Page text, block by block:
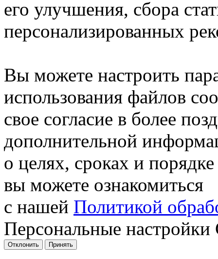
его улучшения, сбора
персонализированных
Вы можете настроить
использования файлов
свое согласие в более
дополнительной
о целях, сроках и
вы можете ознакомиться
с нашей Политикой
Персональные настройки
Отклонить Принять